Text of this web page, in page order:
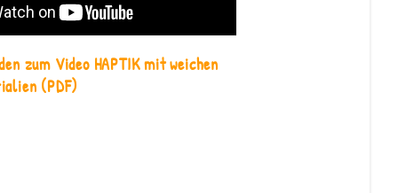
zum Video HAPTIK mit weichen
(PDF)